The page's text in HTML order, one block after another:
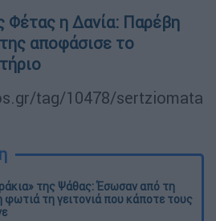
Φέτας η Δανία: Παρέβη
αποφάσισε το
tag/10478/sertziomata
της Ψάθας: Έσωσαν από τη
φωτιά τη γειτονιά που κάποτε τους